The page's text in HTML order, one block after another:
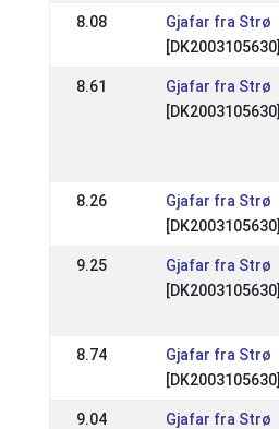
8.08
Gjafar fra Strø
[DK2003105630]
8.61
Gjafar fra Strø
[DK2003105630]
8.26
Gjafar fra Strø
[DK2003105630]
9.25
Gjafar fra Strø
[DK2003105630]
8.74
Gjafar fra Strø
[DK2003105630]
9.04
Gjafar fra Strø